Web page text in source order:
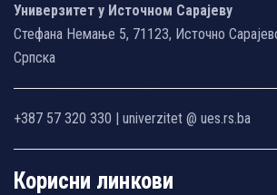
Универзитет у Источном Сарајеву
Стефана Немање 5, 71123, Источно
Српска
+387 57 320 330 | univerzitet @ ues.rs.ba
Корисни линкови